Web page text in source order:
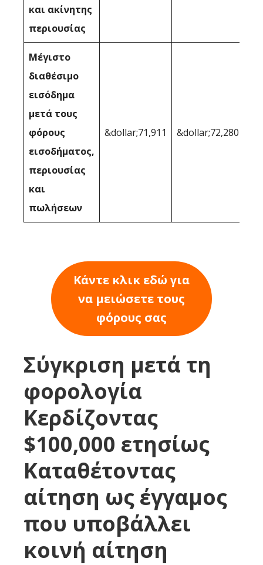
και ακίνητης
περιουσίας
Μέγιστο
διαθέσιμο
εισόδημα
μετά τους
φόρους
εισοδήματος,
περιουσίας
και
πωλήσεων
&dollar;71,911 &dollar;72,280
Κάντε κλικ εδώ για
να μειώσετε τους
φόρους σας
Σύγκριση μετά τη
φορολογία
Κερδίζοντας
$100,000 ετησίως
Καταθέτοντας
αίτηση ως έγγαμος
που υποβάλλει
κοινή αίτηση